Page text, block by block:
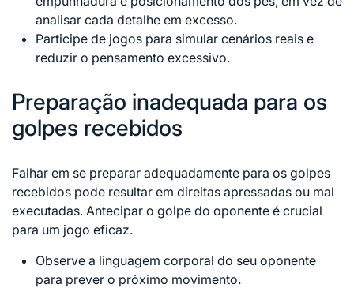
analisar cada detalhe em excesso.
Participe de jogos para simular cenários reais e
reduzir o pensamento excessivo.
Preparação inadequada para os
golpes recebidos
Falhar em se preparar adequadamente para os golpes
recebidos pode resultar em direitas apressadas ou mal
executadas. Antecipar o golpe do oponente é crucial
para um jogo eficaz.
Observe a linguagem corporal do seu oponente
para prever o próximo movimento.